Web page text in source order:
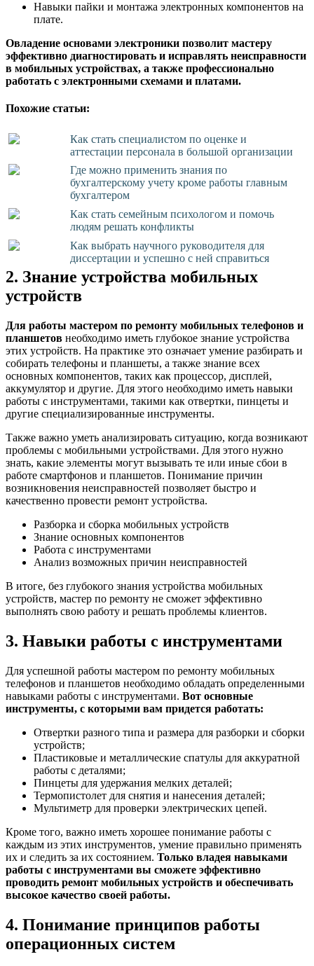
Навыки пайки и монтажа электронных компонентов на
плате.
Овладение основами электроники позволит мастеру
эффективно диагностировать и исправлять неисправности
в мобильных устройствах, а также профессионально
работать с электронными схемами и платами.
Похожие статьи:
Как стать специалистом по оценке и
аттестации персонала в большой организации
Где можно применить знания по
бухгалтерскому учету кроме работы главным
бухгалтером
Как стать семейным психологом и помочь
людям решать конфликты
Как выбрать научного руководителя для
диссертации и успешно с ней справиться
2. Знание устройства мобильных
устройств
Для работы мастером по ремонту мобильных телефонов и
планшетов необходимо иметь глубокое знание устройства
этих устройств. На практике это означает умение разбирать и
собирать телефоны и планшеты, а также знание всех
основных компонентов, таких как процессор, дисплей,
аккумулятор и другие. Для этого необходимо иметь навыки
работы с инструментами, такими как отвертки, пинцеты и
другие специализированные инструменты.
Также важно уметь анализировать ситуацию, когда возникают
проблемы с мобильными устройствами. Для этого нужно
знать, какие элементы могут вызывать те или иные сбои в
работе смартфонов и планшетов. Понимание причин
возникновения неисправностей позволяет быстро и
качественно провести ремонт устройства.
Разборка и сборка мобильных устройств
Знание основных компонентов
Работа с инструментами
Анализ возможных причин неисправностей
В итоге, без глубокого знания устройства мобильных
устройств, мастер по ремонту не сможет эффективно
выполнять свою работу и решать проблемы клиентов.
3. Навыки работы с инструментами
Для успешной работы мастером по ремонту мобильных
телефонов и планшетов необходимо обладать определенными
навыками работы с инструментами. Вот основные
инструменты, с которыми вам придется работать:
Отвертки разного типа и размера для разборки и сборки
устройств;
Пластиковые и металлические спатулы для аккуратной
работы с деталями;
Пинцеты для удержания мелких деталей;
Термопистолет для снятия и нанесения деталей;
Мультиметр для проверки электрических цепей.
Кроме того, важно иметь хорошее понимание работы с
каждым из этих инструментов, умение правильно применять
их и следить за их состоянием. Только владея навыками
работы с инструментами вы сможете эффективно
проводить ремонт мобильных устройств и обеспечивать
высокое качество своей работы.
4. Понимание принципов работы
операционных систем